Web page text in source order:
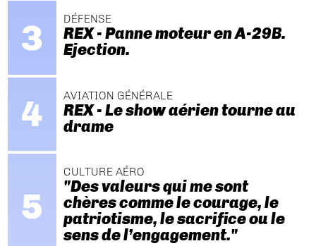
DÉFENSE
REX - Panne moteur en A-29B.
Ejection.
AVIATION GÉNÉRALE
REX - Le show aérien tourne au
drame
CULTURE AÉRO
"Des valeurs qui me sont
chères comme le courage, le
patriotisme, le sacrifice ou le
sens de l’engagement."